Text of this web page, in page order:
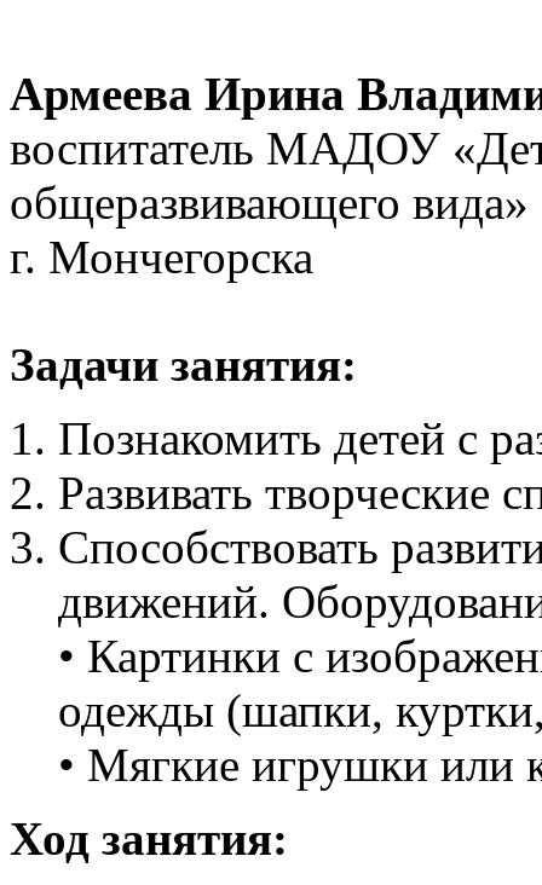
Армеева Ирина
воспитатель МАДОУ
общеразвивающего вида»
г. Мончегорска
Задачи занятия:
Познакомить детей с
Развивать творческие
Способствовать
движений.
• Картинки с
одежды (шапки,
• Мягкие игрушки или
Ход занятия: